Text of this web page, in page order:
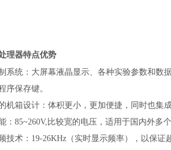
理器特点优势
系统：大屏幕液晶显示、各种实验参数和数据
序保存键。
机箱设计：体积更小，更加便捷，同时也集
：85~260V,比较宽的电压，适用于国内外多
技术：19-26KHz（实时显示频率），以保证